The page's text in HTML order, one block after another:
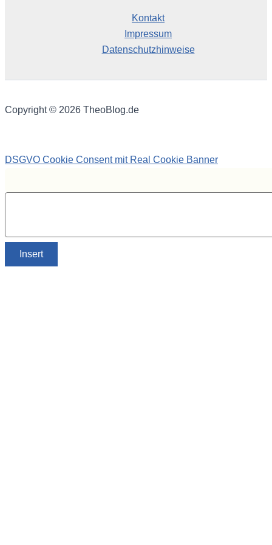
Kontakt
Impressum
Datenschutzhinweise
Copyright © 2026 TheoBlog.de
DSGVO Cookie Consent mit Real Cookie Banner
Insert